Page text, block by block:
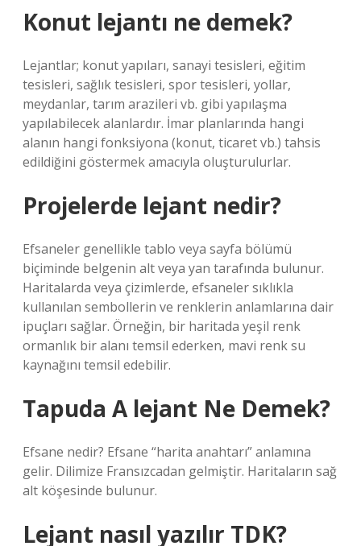
Konut lejantı ne demek?
Lejantlar; konut yapıları, sanayi tesisleri, eğitim
tesisleri, sağlık tesisleri, spor tesisleri, yollar,
meydanlar, tarım arazileri vb. gibi yapılaşma
yapılabilecek alanlardır. İmar planlarında hangi
alanın hangi fonksiyona (konut, ticaret vb.) tahsis
edildiğini göstermek amacıyla oluşturulurlar.
Projelerde lejant nedir?
Efsaneler genellikle tablo veya sayfa bölümü
biçiminde belgenin alt veya yan tarafında bulunur.
Haritalarda veya çizimlerde, efsaneler sıklıkla
kullanılan sembollerin ve renklerin anlamlarına dair
ipuçları sağlar. Örneğin, bir haritada yeşil renk
ormanlık bir alanı temsil ederken, mavi renk su
kaynağını temsil edebilir.
Tapuda A lejant Ne Demek?
Efsane nedir? Efsane “harita anahtarı” anlamına
gelir. Dilimize Fransızcadan gelmiştir. Haritaların sağ
alt köşesinde bulunur.
Lejant nasıl yazılır TDK?